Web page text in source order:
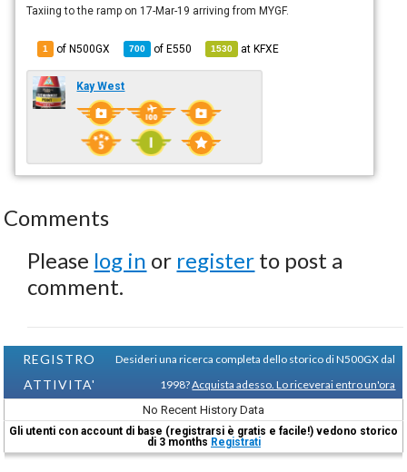
Taxiing to the ramp on 17-Mar-19 arriving from MYGF.
1 of N500GX 700 ofE550 1530 atKFXE
Kay West
Comments
Please log in or register to post a
comment.
REGISTRO
ATTIVITA'
Desideri una ricerca completa dello storico di N500GX dal
1998?Acquista adesso. Lo riceverai entro un'ora
No Recent History Data
Gli utenti con account di base (registrarsi è gratis e facile!) vedono storico
di 3 months Registrati